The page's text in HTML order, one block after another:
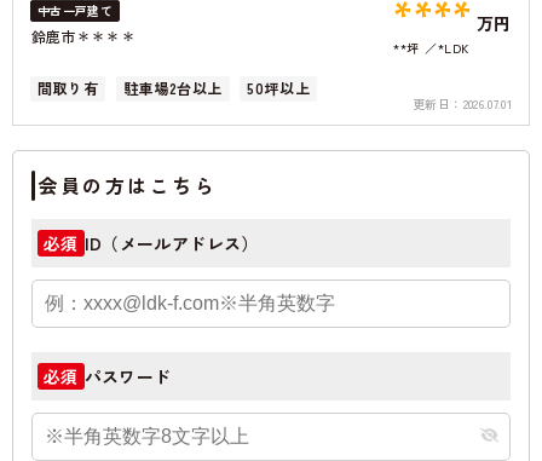
中古一戸建て
鈴鹿市＊＊＊＊ **** 万円
**坪 *LDK
間取り有 駐車場2台以上 50坪以上
更新日： 2026.07.01
会員の方はこちら
必須 ID（メールアドレス）
必須 パスワード